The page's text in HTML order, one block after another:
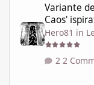
Variante
Caos'
Hero81 in
2